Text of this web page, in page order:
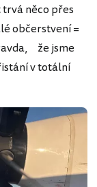
něco přes
občerstvení =
že jsme
v totální